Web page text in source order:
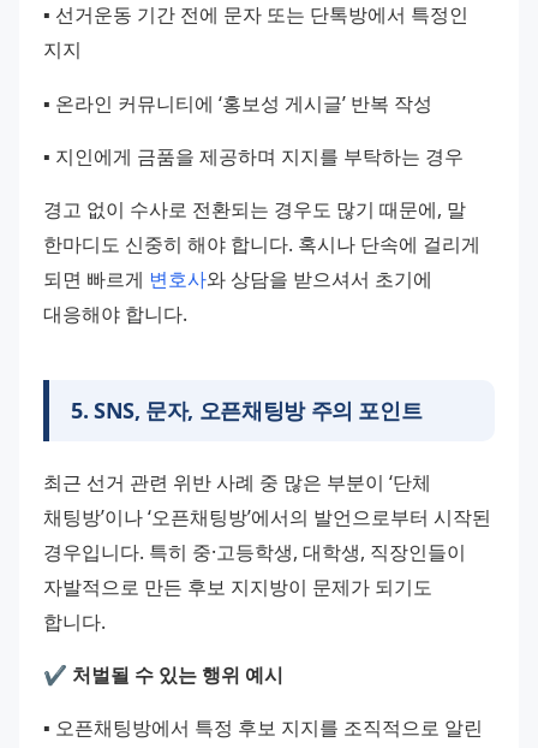
▪️ 선거운동 기간 전에 문자 또는 단톡방에서 특정인
지지
▪️ 온라인 커뮤니티에 ‘홍보성 게시글’ 반복 작성
▪️ 지인에게 금품을 제공하며 지지를 부탁하는 경우
경고 없이 수사로 전환되는 경우도 많기 때문에, 말
한마디도 신중히 해야 합니다. 혹시나 단속에 걸리게
되면 빠르게 변호사와 상담을 받으셔서 초기에
대응해야 합니다.
5. SNS, 문자, 오픈채팅방 주의 포인트
최근 선거 관련 위반 사례 중 많은 부분이 ‘단체
채팅방’이나 ‘오픈채팅방’에서의 발언으로부터 시작된
경우입니다. 특히 중·고등학생, 대학생, 직장인들이
자발적으로 만든 후보 지지방이 문제가 되기도
합니다.
✔️ 처벌될 수 있는 행위 예시
▪️ 오픈채팅방에서 특정 후보 지지를 조직적으로 알린